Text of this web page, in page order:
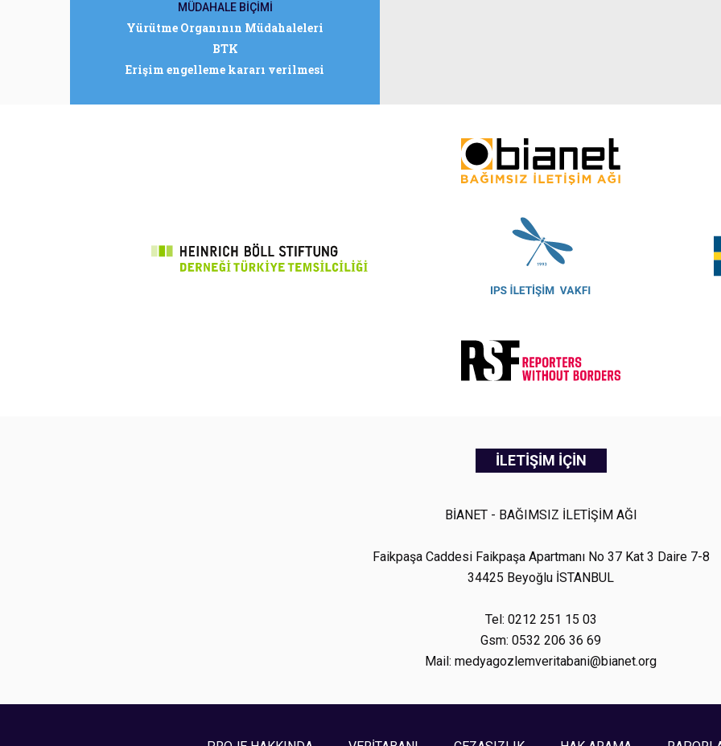
MÜDAHALE BİÇİMİ
Yürütme Organının Müdahaleleri
BTK
Erişim engelleme kararı verilmesi
İLETİŞİM İÇİN
BİANET - BAĞIMSIZ İLETİŞİM AĞI
Faikpaşa Caddesi Faikpaşa Apartmanı No 37 Kat 3 Daire 7-8
34425 Beyoğlu İSTANBUL
Tel: 0212 251 15 03
Gsm: 0532 206 36 69
Mail: medyagozlemveritabani@bianet.org